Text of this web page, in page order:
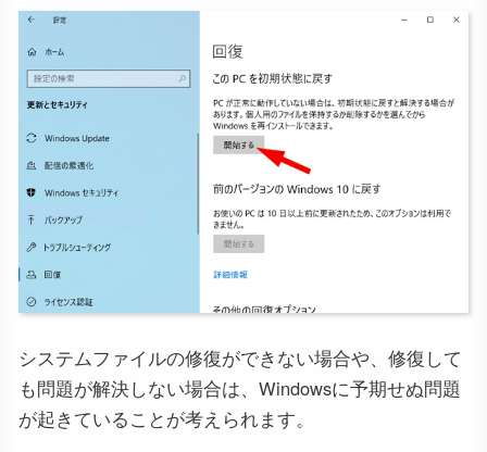
システムファイルの修復ができない場合や、修復して
も問題が解決しない場合は、Windowsに予期せぬ問題
が起きていることが考えられます。